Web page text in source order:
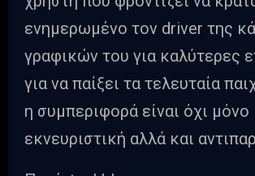
ενημερωμένο τον driver της
γραφικών του για καλύτερες
για να παίξει τα τελευταία
η συμπεριφορά είναι όχι μόνο
εκνευριστική αλλά και